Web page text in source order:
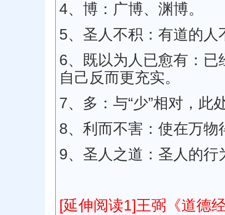
4、博：广博、渊博。
5、圣人不积：有道的
6、既以为人已愈有：
自己反而更充实。
7、多：与“少”相对，此
8、利而不害：使在万
9、圣人之道：圣人的行
[延伸阅读1]王弼《道德